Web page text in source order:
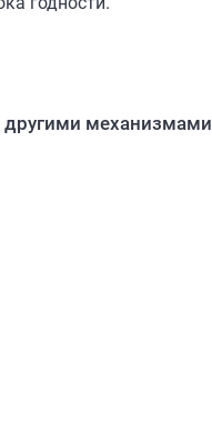
другими механизмами